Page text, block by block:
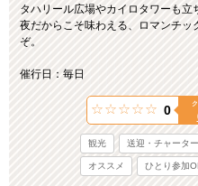
タハリール広場やカイロタワーも立
夜だからこそ味わえる、ロマンチッ
ぞ。
催行日：毎日
0
観光 送迎・チャーター
オススメ ひとり参加